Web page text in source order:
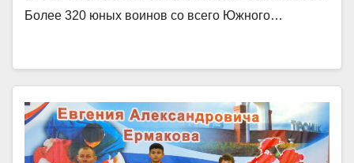
Более 320 юных воинов со всего Южного…